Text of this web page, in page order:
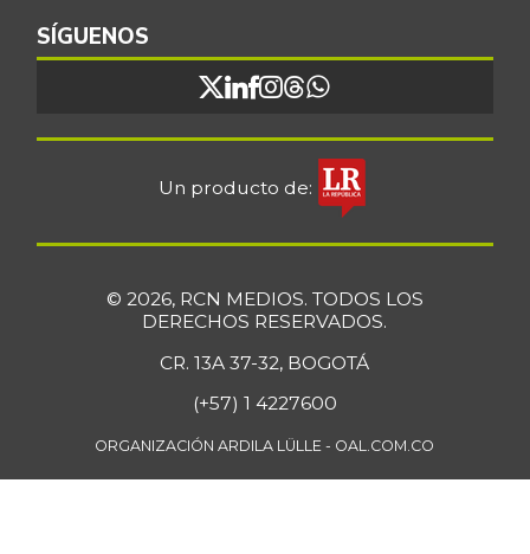
SÍGUENOS
Un producto de:
© 2026, RCN MEDIOS. TODOS LOS
DERECHOS RESERVADOS.
CR. 13A 37-32, BOGOTÁ
(+57) 1 4227600
ORGANIZACIÓN ARDILA LÜLLE - OAL.COM.CO